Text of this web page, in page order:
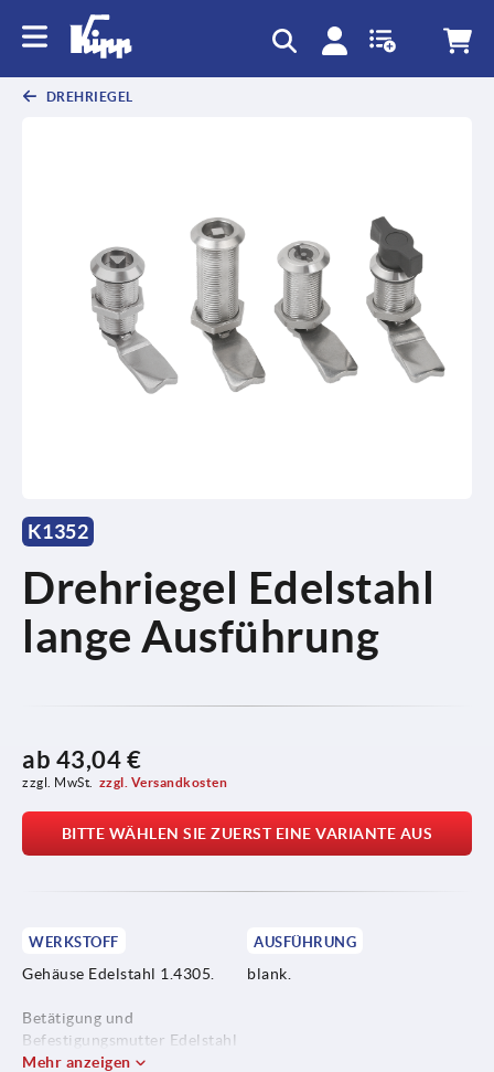
DREHRIEGEL
K1352
Drehriegel Edelstahl
lange Ausführung
ab 43,04 €
zzgl. MwSt. zzgl. Versandkosten
BITTE WÄHLEN SIE ZUERST EINE VARIANTE AUS
WERKSTOFF
Gehäuse Edelstahl 1.4305.
Betätigung und
Befestigungsmutter Edelstahl
1.4404.
AUSFÜHRUNG
blank.
Mehr anzeigen